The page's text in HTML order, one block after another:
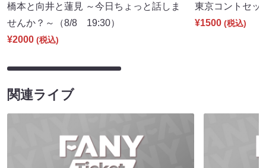
橋本と向井と蓮見 ～今日ちょっと話しま
せんか？～（8/8 19:30）
¥2000 (税込)
東京コントセ
¥1500 (税込)
関連ライブ